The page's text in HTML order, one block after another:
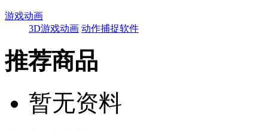
游戏动画
3D游戏动画 动作捕捉软件
推荐商品
暂无资料